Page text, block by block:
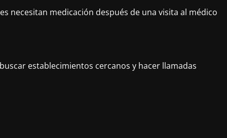
necesitan medicación después de una visita al médico
establecimientos cercanos y hacer llamadas